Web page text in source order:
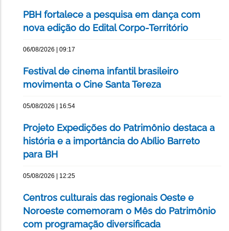
PBH fortalece a pesquisa em dança com
nova edição do Edital Corpo-Território
06/08/2026 | 09:17
Festival de cinema infantil brasileiro
movimenta o Cine Santa Tereza
05/08/2026 | 16:54
Projeto Expedições do Patrimônio destaca a
história e a importância do Abílio Barreto
para BH
05/08/2026 | 12:25
Centros culturais das regionais Oeste e
Noroeste comemoram o Mês do Patrimônio
com programação diversificada